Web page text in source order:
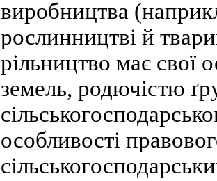
виробництва
рослинництві й
рільництво має свої
земель, родючістю
особливості